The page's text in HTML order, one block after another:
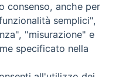
consenso, anche per
semplici",
"misurazione" e
specificato nella